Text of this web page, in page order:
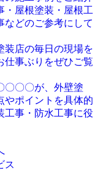
・屋根塗装・屋根工
などのご参考にして
装店の毎日の現場を
仕事ぶりをぜひご覧
〇〇〇が、外壁塗
やポイントを具体的
工事・防水工事に役
ス